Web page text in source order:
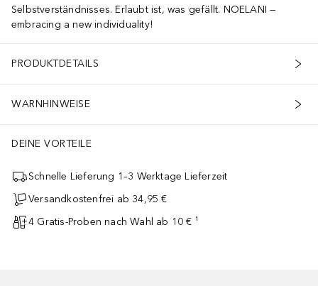
Selbstverständnisses. Erlaubt ist, was gefällt. NOELANI —
embracing a new individuality!
PRODUKTDETAILS
WARNHINWEISE
DEINE VORTEILE
Schnelle Lieferung 1–3 Werktage Lieferzeit
Versandkostenfrei ab 34,95 €
4 Gratis-Proben nach Wahl ab 10 € ¹